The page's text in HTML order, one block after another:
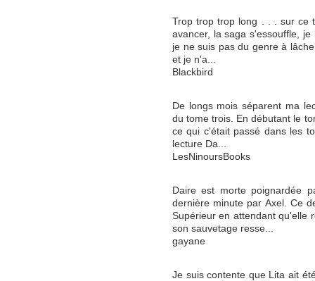
Trop trop trop long . . . sur ce
avancer, la saga s'essouffle,
je ne suis pas du genre à
et je n'a...
Blackbird
De longs mois séparent ma
du tome trois. En débutant le
ce qui c'était passé dans les
lecture Da...
LesNinoursBooks
Daire est morte poignardée
dernière minute par Axel. Ce
Supérieur en attendant qu'elle
son sauvetage resse...
gayane
Je suis contente que Lita ait